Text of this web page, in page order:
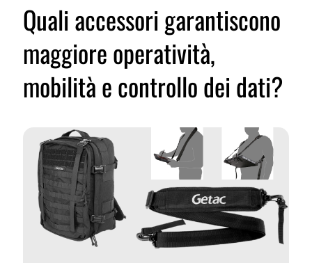
Quali accessori garantiscono
maggiore operatività,
mobilità e controllo dei dati?